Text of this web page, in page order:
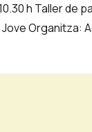
h Taller de
Organitza: